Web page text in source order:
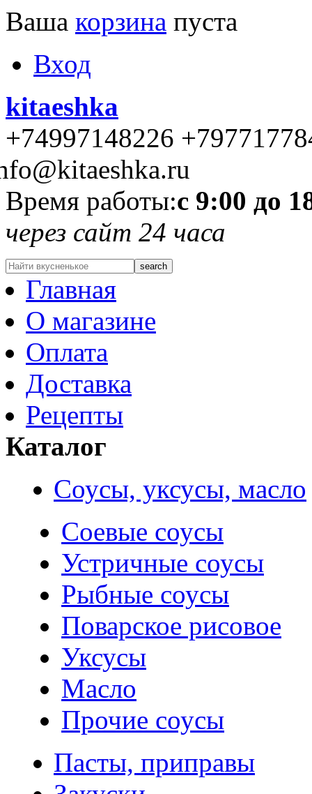
Ваша корзина пуста
Вход
kitaeshka
+74997148226
Время работы:с 9:00 до
через сайт 24 часа
Главная
О магазине
Оплата
Доставка
Рецепты
Каталог
Соусы, уксусы, масло
Соевые соусы
Устричные соусы
Рыбные соусы
Поварское рисовое
Уксусы
Масло
Прочие соусы
Пасты, приправы